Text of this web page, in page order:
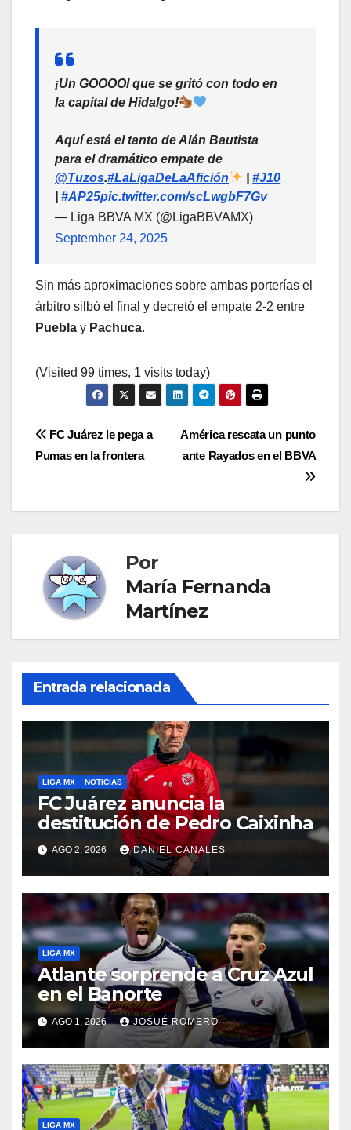
¡Un GOOOOl que se gritó con todo en
la capital de Hidalgo!
Aquí está el tanto de Alán Bautista
para el dramático empate de
@Tuzos.#LaLigaDeLaAfición |#J10
#AP25pic.twitter.com/scLwgbF7Gv
— Liga BBVA MX (@LigaBBVAMX)
September 24, 2025
Sin más aproximaciones sobre ambas porterías el
árbitro silbó el final y decretó el empate 2-2 entre
Puebla y Pachuca.
(Visited 99 times, 1 visits today)
Navegación
entradas
América rescata un punto
ante Rayados en el BBVA
FC Juárez le pega a
Pumas en la frontera
Por
María Fernanda
Martínez
Entrada relacionada
LIGA MX NOTICIAS
FC Juárez anuncia la
destitución de Pedro Caixinha
AGO 2, 2026 DANIEL CANALES
LIGA MX
Atlante sorprende a Cruz Azul
en el Banorte
AGO 1, 2026 JOSUÉ ROMERO
LIGA MX